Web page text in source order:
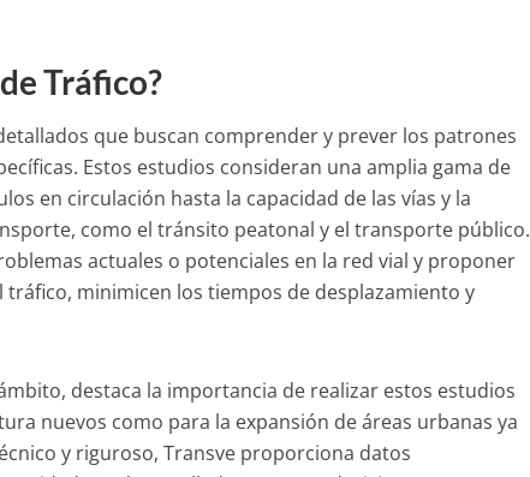
Tráfico?
que buscan comprender y prever los patrones
Estos estudios consideran una amplia gama de
en circulación hasta la capacidad de las vías y la
como el tránsito peatonal y el transporte público.
actuales o potenciales en la red vial y proponer
minimicen los tiempos de desplazamiento y
destaca la importancia de realizar estos estudios
nuevos como para la expansión de áreas urbanas ya
y riguroso, Transve proporciona datos